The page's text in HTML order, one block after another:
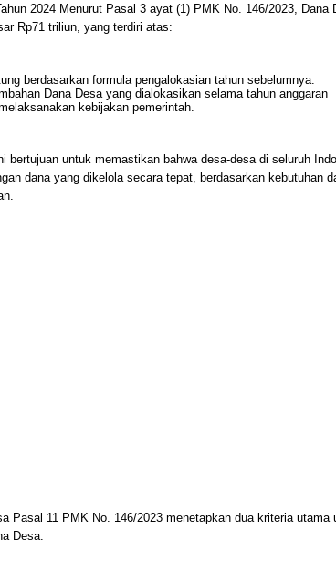
2024 Menurut Pasal 3 ayat (1) PMK No. 146/2023, Dana
Rp71 triliun, yang terdiri atas:
berdasarkan formula pengalokasian tahun sebelumnya.
Dana Desa yang dialokasikan selama tahun anggaran
kebijakan pemerintah.
bertujuan untuk memastikan bahwa desa-desa di seluruh
dana yang dikelola secara tepat, berdasarkan kebutuhan
Pasal 11 PMK No. 146/2023 menetapkan dua kriteria utama
Desa: